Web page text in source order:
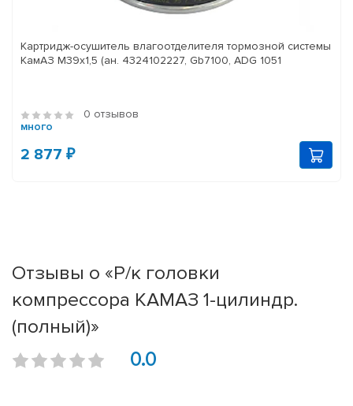
Картридж-осушитель влагоотделителя тормозной системы
КамАЗ M39x1,5 (ан. 4324102227, Gb7100, ADG 1051
0 отзывов
много
2 877 ₽
Отзывы о «Р/к головки
компрессора КАМАЗ 1-цилиндр.
(полный)»
0.0